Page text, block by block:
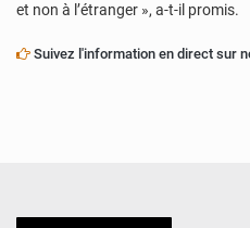
et non à l’étranger », a-t-il promis.
Suivez l'information en direct sur